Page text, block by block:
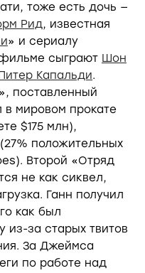
тоже есть дочь —
Рид, известная
» и сериалу
сыграют Шон
Капальди.
поставленный
в мировом прокате
$175 млн),
положительных
Второй «Отряд
не как сиквел,
Ганн получил
как был
из-за старых твитов
За Джеймса
по работе над